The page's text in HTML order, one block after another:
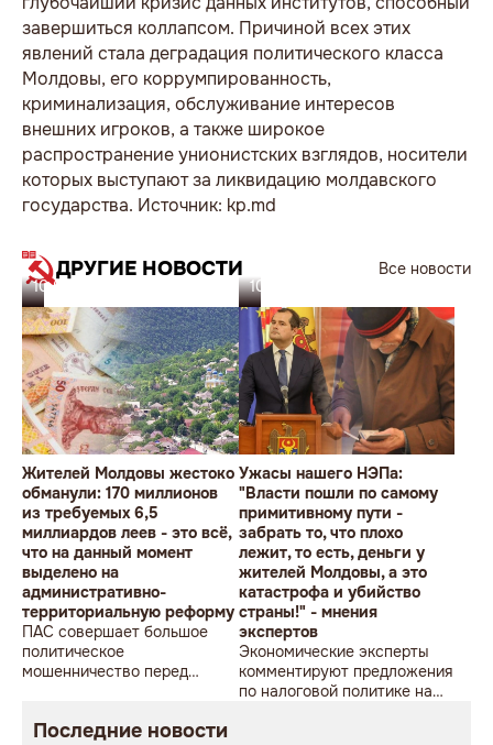
ДРУГИЕ НОВОСТИ
Все новости
10.08.26
Жителей Молдовы жестоко
обманули: 170 миллионов
из требуемых 6,5
миллиардов леев - это всё,
что на данный момент
выделено на
административно-
территориальную реформу
ПАС совершает большое
политическое
мошенничество перед
10.08.26
Ужасы нашего НЭПа:
"Власти пошли по самому
примитивному пути -
забрать то, что плохо
лежит, то есть, деньги у
жителей Молдовы, а это
катастрофа и убийство
страны!" - мнения
экспертов
Экономические эксперты
комментируют предложения
по налоговой политике на
Последние новости